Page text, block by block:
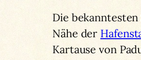
Die
Nähe der
Kartause von